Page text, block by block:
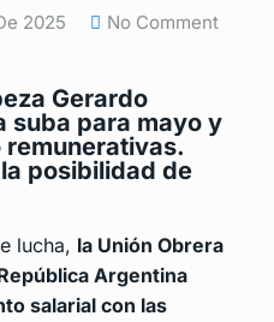
2025 No Comment
Gerardo
suba para mayo y
remunerativas.
posibilidad de
lucha, la Unión Obrera
Argentina
salarial con las